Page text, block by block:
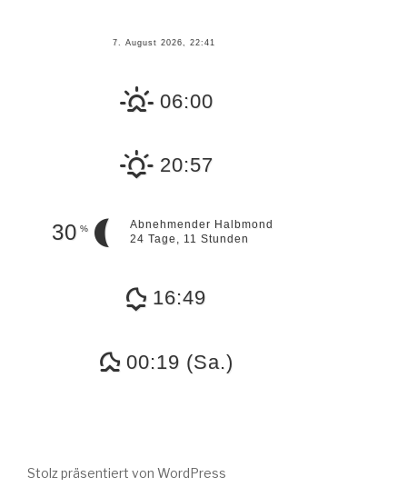
7. August 2026, 22:41
06:00
20:57
30 %
Abnehmender Halbmond
24 Tage, 11 Stunden
16:49
00:19 (Sa.)
Stolz präsentiert von WordPress